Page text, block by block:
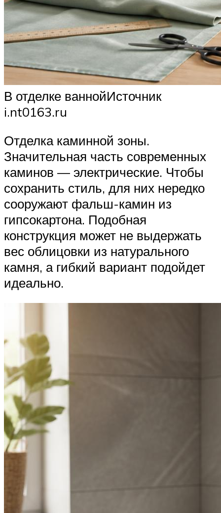
В отделке ваннойИсточник
i.nt0163.ru
Отделка каминной зоны.
Значительная часть современных
каминов — электрические. Чтобы
сохранить стиль, для них нередко
сооружают фальш-камин из
гипсокартона. Подобная
конструкция может не выдержать
вес облицовки из натурального
камня, а гибкий вариант подойдет
идеально.